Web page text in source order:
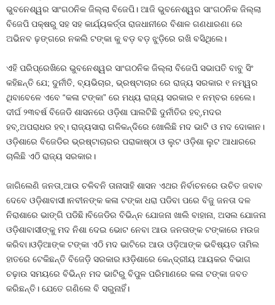
ଭୁବନେଶ୍ୱର ସାଂଗଠନିକ ଜିଲ୍ଲା ବିଜେପି। ଆଜି ଭୁବନେଶ୍ୱର ସାଂଗଠନିକ ଜିଲ୍ଲା
ବିଜେପି ପକ୍ଷରୁ ସହ ସହ କାର୍ଯ୍ୟକର୍ତ୍ତା ରାଜଧାନୀରେ ବିଶାଳ ଗଣଧାରଣା ରେ
ଅଭିନବ ଢ଼ଙ୍ଗରେ ନକଲି ଟଙ୍କା କୁ ବଡ଼ ବଡ଼ ଝୁଡ଼ିରେ ରଖି ବସିଥିଲେ।
ଏହି ପରିପ୍ରେଖିରେ ଭୁବନେଶ୍ୱର ସାଂଗଠନିକ ଜିଲ୍ଲା ବିଜେପି ସଭାପତି ବାବୁ ସିଂ
କହିଛନ୍ତି ଯେ; ଦୁର୍ନୀତି, ବ୍ୟଭିଚାର, ଭ୍ରଷ୍ଟାଚାର ରେ ରାଜ୍ୟ ସରକାର ୧ ନମ୍ୱର
ଥିବାବେଳେ ଏବେ “କଳା ଟଙ୍କା” ରେ ମଧ୍ୟ ରାଜ୍ୟ ସରକାର ୧ ନମ୍ବର ହେଲେ।
ଦୀର୍ଘ ୨୩ବର୍ଷ ବିଜେଡି ଶାସନରେ ଓଡ଼ିଶା ପାଲଟିଛି ଦୁର୍ନୀତିର ହବ୍,ମଦର
ହବ୍,ଅପରାଧର ହବ୍। ରାଜ୍ୟସାରା ଗଳିକନ୍ଦିରେ ଖୋଲିଛି ମଦ ଭାଟି ଓ ମଦ ଦୋକାନ।
ଓଡ଼ିଶାରେ ବିଜେଡିର ଭ୍ରଷ୍ଟାଚାରର ପରାକାଷ୍ଠା ଓ ଲୁଟ ଓଡ଼ିଶା ଲୁଟ ଆଧାରରେ
ଚାଲିଛି ଏଠି ରାଜ୍ୟ ସରକାର।
ଜାଗିଲେଣି ଜନତା,ଆଉ ଚଳିବନି ତାନାସାହି ଶାସନ ଏଥର ନିର୍ବାଚନରେ ଉଚିତ ଜବାବ
ଦେବେ ଓଡ଼ିଶାବାସୀ।ନବୀନଙ୍କ କଳା ଟଙ୍କା ଧରା ପଡିବା ପରେ ବିଜୁ ଜନତା ଦଳ
ନିରାଶାରେ ଭାଙ୍ଗି ପଡିଛି।ବିଜେଡିର ବିଭିନ୍ନ ଯୋଜନା ଖାଲି ବାହାନା, ଅସଲ ଯୋଜନା
ଓଡ଼ିଶାବାସୀଙ୍କୁ ମଦ ନିଶା ଦେଇ ଭୋଟ ନେବା ଆଉ ଜନତାଙ୍କ ଟଙ୍କାରେ ମଉଜ
କରିବା।ଓଡ଼ିଆଙ୍କ ଟଙ୍କା ଏଠି ମଦ ଭାଟିରେ ଆଉ ଓଡ଼ିଆଙ୍କ ଭବିଷ୍ୟତ ତାମିଲ
ହାତରେ ଟେକିଛନ୍ତି ବିଜେଡ଼ି ସରକାର।ଓଡ଼ିଶାରେ କେନ୍ଦ୍ରୀୟ ଆୟକର ବିଭାଗ
ଚଢ଼ାଉ ସମୟରେ ବିଭିନ୍ନ ମଦ ଭାଟିରୁ ବିପୁଳ ପରିମାଣରେ କଳା ଟଙ୍କା ଜବତ
କରିଛନ୍ତି। ଯେତେ ଗଣିଲେ ବି ସରୁନାହିଁ।